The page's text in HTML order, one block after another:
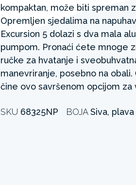
kompaktan, može biti spreman
Opremljen sjedalima na
Excursion 5 dolazi s dva mala
pumpom. Pronaći ćete mnoge
ručke za hvatanje i
manevriranje, posebno na
čine ovo savršenom opcijom za
SKU 68325NP BOJASiva, plava